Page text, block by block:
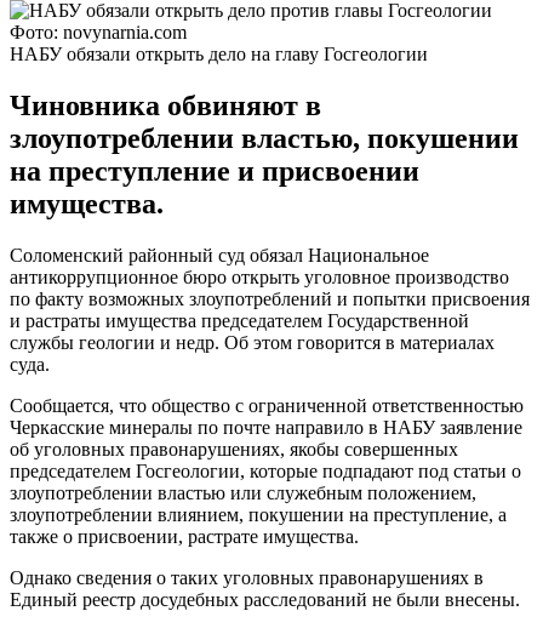
Фото: novynarnia.com
НАБУ обязали открыть дело на главу Госгеологии
Чиновника обвиняют в
злоупотреблении властью, покушении
на преступление и присвоении
имущества.
Соломенский районный суд обязал Национальное
антикоррупционное бюро открыть уголовное производство
по факту возможных злоупотреблений и попытки присвоения
и растраты имущества председателем Государственной
службы геологии и недр. Об этом говорится в материалах
суда.
Сообщается, что общество с ограниченной ответственностью
Черкасские минералы по почте направило в НАБУ заявление
об уголовных правонарушениях, якобы совершенных
председателем Госгеологии, которые подпадают под статьи о
злоупотреблении властью или служебным положением,
злоупотреблении влиянием, покушении на преступление, а
также о присвоении, растрате имущества.
Однако сведения о таких уголовных правонарушениях в
Единый реестр досудебных расследований не были внесены.